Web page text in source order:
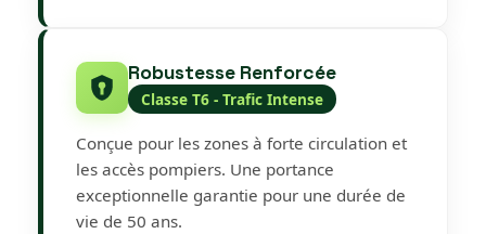
Robustesse Renforcée
Classe T6 - Trafic Intense
Conçue pour les zones à forte circulation et
les accès pompiers. Une portance
exceptionnelle garantie pour une durée de
vie de 50 ans.